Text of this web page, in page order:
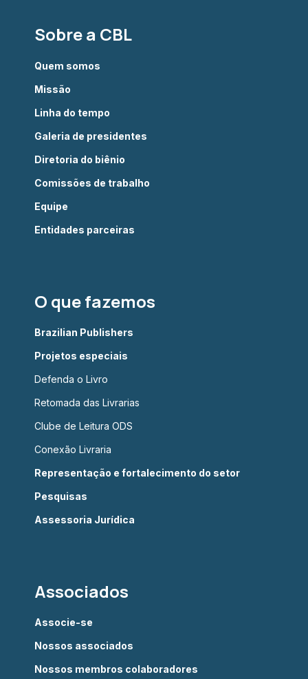
Sobre a CBL
Quem somos
Missão
Linha do tempo
Galeria de presidentes
Diretoria do biênio
Comissões de trabalho
Equipe
Entidades parceiras
O que fazemos
Brazilian Publishers
Projetos especiais
Defenda o Livro
Retomada das Livrarias
Clube de Leitura ODS
Conexão Livraria
Representação e fortalecimento do setor
Pesquisas
Assessoria Jurídica
Associados
Associe-se
Nossos associados
Nossos membros colaboradores